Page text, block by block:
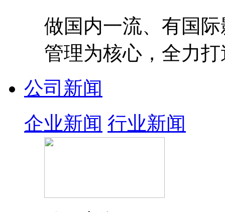
做国内一流、有国
管理为核心，全力
公司新闻
企业新闻 行业新闻